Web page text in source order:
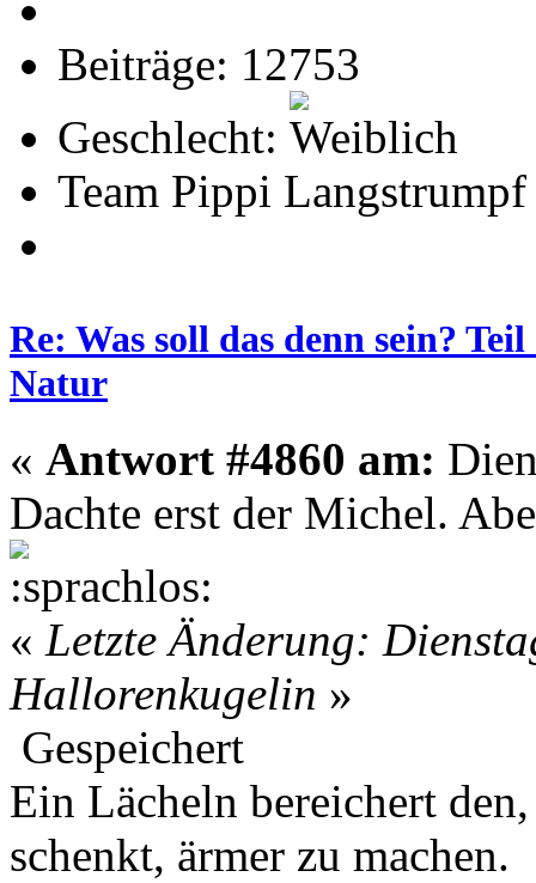
Beiträge: 12753
Geschlecht:
Team Pippi Langstrumpf
Re: Was soll das denn sein?
Natur
« Antwort #4860 am:
Dachte erst der Michel.
« Letzte Änderung:
Hallorenkugelin »
Gespeichert
Ein Lächeln bereichert
schenkt, ärmer zu machen.